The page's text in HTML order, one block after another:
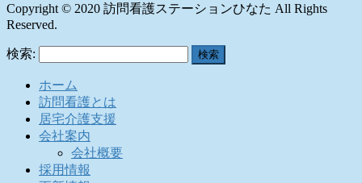
Copyright © 2020 訪問看護ステーションひなた All Rights
Reserved.
検索:
ホーム
訪問看護とは
居宅介護支援
会社案内
会社概要
採用情報